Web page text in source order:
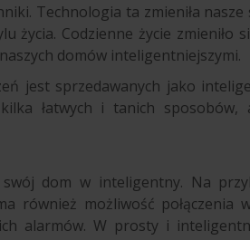
Technologia ta zmieniła nasze
życia. Codzienne życie zmieniło
domów inteligentniejszymi.
jest sprzedawanych jako
łatwych i tanich sposobów,
dom w inteligentny. Na
również możliwość połączenia
alarmów. W prosty i